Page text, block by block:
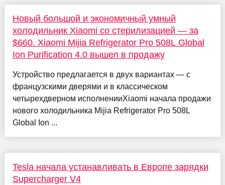
Новый большой и экономичный умный
холодильник Xiaomi со стерилизацией — за
$660. Xiaomi Mijia Refrigerator Pro 508L Global
Ion Purification 4.0 вышел в продажу
Устройство предлагается в двух вариантах — с
французскими дверями и в классическом
четырехдверном исполненииXiaomi начала продажи
нового холодильника Mijia Refrigerator Pro 508L
Global Ion ...
Tesla начала устанавливать в Европе зарядки
Supercharger V4